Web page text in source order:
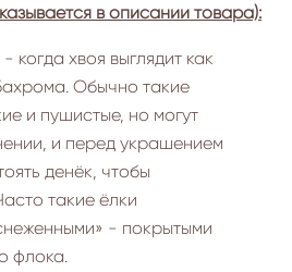
в описании товара):
когда хвоя выглядит как
Обычно такие
и пушистые, но могут
и перед украшением
денёк, чтобы
такие ёлки
- покрытыми
флока.